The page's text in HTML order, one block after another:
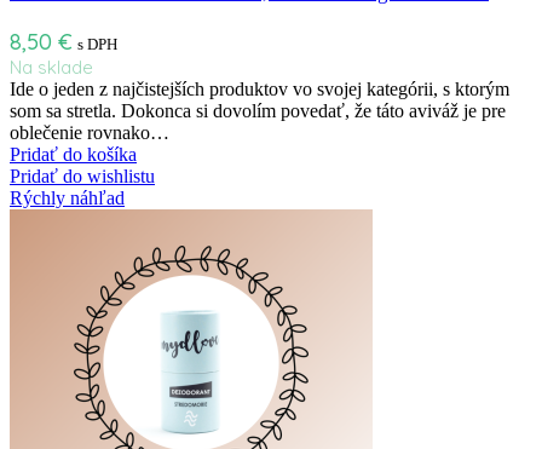
8,50 € s DPH
Na sklade
Ide o jeden z najčistejších produktov vo svojej kategórii, s ktorým
som sa stretla. Dokonca si dovolím povedať, že táto aviváž je pre
oblečenie rovnako…
Pridať do košíka
Pridať do wishlistu
Rýchly náhľad